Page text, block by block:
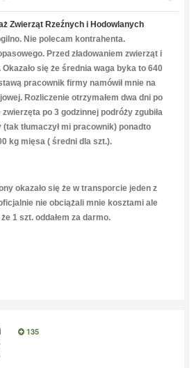
Zwierząt Rzeźnych i Hodowlanych
Nie polecam kontrahenta.
Przed zładowaniem zwierząt i
się że średnia waga byka to 640
pracownik firmy namówił mnie na
Rozliczenie otrzymałem dwa dni po
po 3 godzinnej podróży zgubiła
(tak tłumaczył mi pracownik) ponadto
kg mięsa ( średni dla szt.).
okazało się że w transporcie jeden z
nie obciążali mnie kosztami ale
1 szt. oddałem za darmo.
135